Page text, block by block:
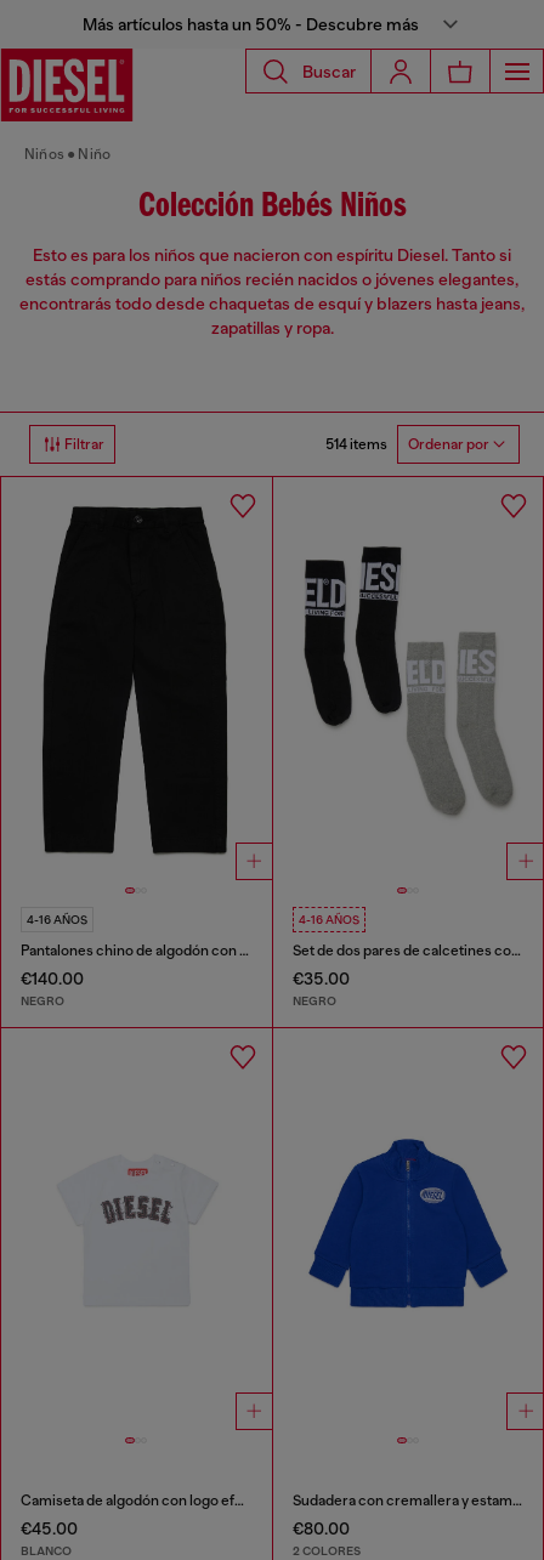
Más artículos hasta un 50% - Descubre más
Buscar
Niños Niño
Colección Bebés Niños
Esto es para los niños que nacieron con espíritu Diesel. Tanto si
estás comprando para niños recién nacidos o jóvenes elegantes,
encontrarás todo desde chaquetas de esquí y blazers hasta jeans,
zapatillas y ropa.
Filtrar 514 items Ordenar por
4-16 AÑOS
Pantalones chino de algodón con bordado Oval D
€140.00
NEGRO
4-16 AÑOS
Set de dos pares de calcetines con logotipo
€35.00
NEGRO
Camiseta de algodón con logo efecto deshilachado
€45.00
BLANCO
Sudadera con cremallera y estampado de logo
€80.00
2 COLORES